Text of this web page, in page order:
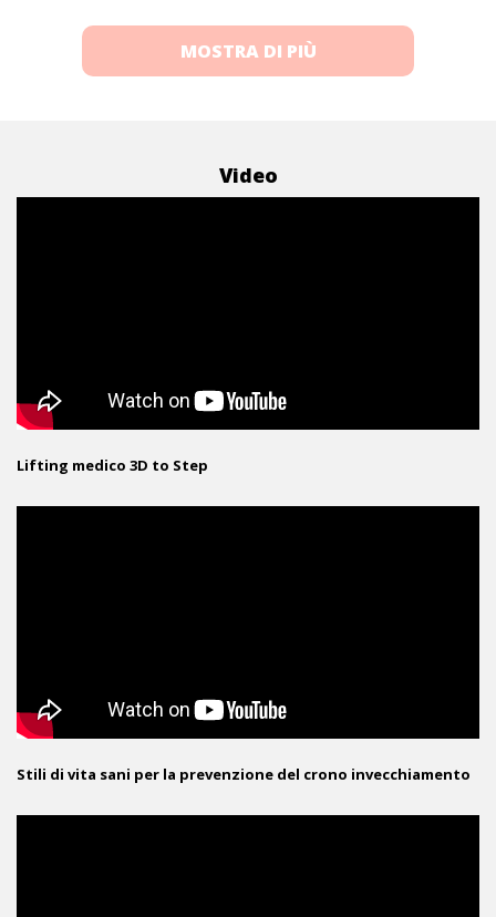
MOSTRA DI PIÙ
Video
Lifting medico 3D to Step
Stili di vita sani per la prevenzione del crono invecchiamento